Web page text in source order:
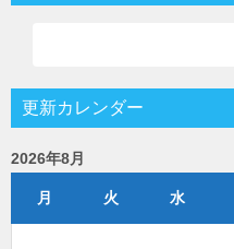
更新カレンダー
2026年8月
月 火 水